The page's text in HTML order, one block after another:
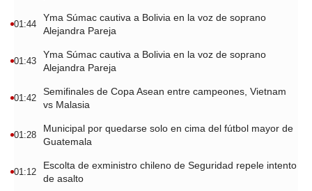
01:44
Yma Súmac cautiva a Bolivia en la voz de soprano
Alejandra Pareja
01:43
Yma Súmac cautiva a Bolivia en la voz de soprano
Alejandra Pareja
01:42
Semifinales de Copa Asean entre campeones, Vietnam
vs Malasia
01:28
Municipal por quedarse solo en cima del fútbol mayor de
Guatemala
01:12
Escolta de exministro chileno de Seguridad repele intento
de asalto